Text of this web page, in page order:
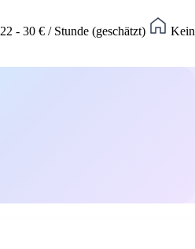
22 - 30 € / Stunde (geschätzt)
Kein